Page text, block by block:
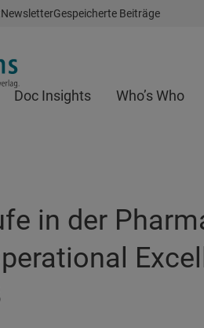
NewsletterGespeicherte Beiträge
Doc Insights Who’s Who
in der